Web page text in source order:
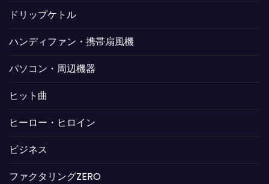
ドリップケトル
ハンディファン・携帯扇風機
パソコン・周辺機器
ヒット曲
ヒーロー・ヒロイン
ビジネス
ファクタリングZERO